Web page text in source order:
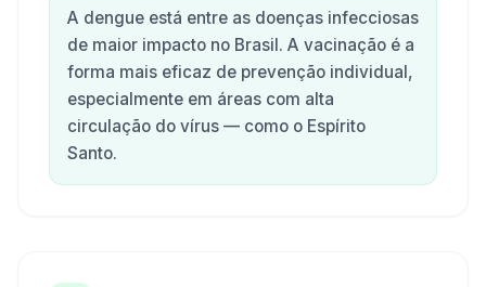
A dengue está entre as doenças infecciosas
de maior impacto no Brasil. A vacinação é a
forma mais eficaz de prevenção individual,
especialmente em áreas com alta
circulação do vírus — como o Espírito
Santo.